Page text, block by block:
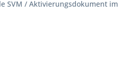
SVM / Aktivierungsdokument